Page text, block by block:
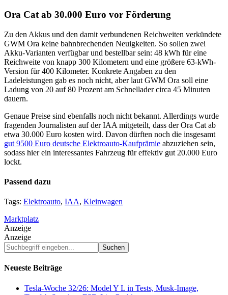
Ora Cat ab 30.000 Euro vor Förderung
Zu den Akkus und den damit verbundenen Reichweiten verkündete
GWM Ora keine bahnbrechenden Neuigkeiten. So sollen zwei
Akku-Varianten verfügbar und bestellbar sein: 48 kWh für eine
Reichweite von knapp 300 Kilometern und eine größere 63-kWh-
Version für 400 Kilometer. Konkrete Angaben zu den
Ladeleistungen gab es noch nicht, aber laut GWM Ora soll eine
Ladung von 20 auf 80 Prozent am Schnellader circa 45 Minuten
dauern.
Genaue Preise sind ebenfalls noch nicht bekannt. Allerdings wurde
fragenden Journalisten auf der IAA mitgeteilt, dass der Ora Cat ab
etwa 30.000 Euro kosten wird. Davon dürften noch die insgesamt
gut 9500 Euro deutsche Elektroauto-Kaufprämie abzuziehen sein,
sodass hier ein interessantes Fahrzeug für effektiv gut 20.000 Euro
lockt.
Passend dazu
Tags: Elektroauto, IAA, Kleinwagen
Marktplatz
Anzeige
Anzeige
Suchbegriff
eingeben...
Neueste Beiträge
Tesla-Woche 32/26: Model Y L in Tests, Musk-Image,